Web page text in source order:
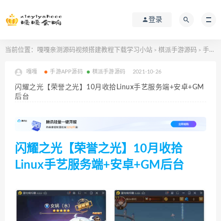
登录
当前位置： 嘎嘎亲测源码视频搭建教程下载学习小站 > 棋派手游源码 > 手游APP源码
嘎嘎 手游APP源码 棋派手游源码 2021-10-26
闪耀之光【荣誉之光】10月收拾Linux手艺服务端+安卓+GM
后台
闪耀之光【荣誉之光】10月收拾
Linux手艺服务端+安卓+GM后台